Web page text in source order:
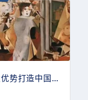
势打造中国版